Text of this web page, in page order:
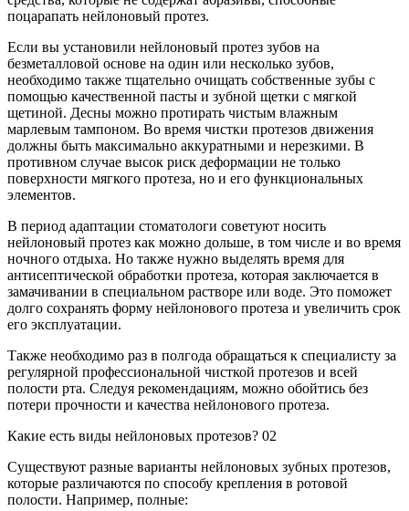
поцарапать нейлоновый протез.
Если вы установили нейлоновый протез зубов на
безметалловой основе на один или несколько зубов,
необходимо также тщательно очищать собственные зубы с
помощью качественной пасты и зубной щетки с мягкой
щетиной. Десны можно протирать чистым влажным
марлевым тампоном. Во время чистки протезов движения
должны быть максимально аккуратными и нерезкими. В
противном случае высок риск деформации не только
поверхности мягкого протеза, но и его функциональных
элементов.
В период адаптации стоматологи советуют носить
нейлоновый протез как можно дольше, в том числе и во время
ночного отдыха. Но также нужно выделять время для
антисептической обработки протеза, которая заключается в
замачивании в специальном растворе или воде. Это поможет
долго сохранять форму нейлонового протеза и увеличить срок
его эксплуатации.
Также необходимо раз в полгода обращаться к специалисту за
регулярной профессиональной чисткой протезов и всей
полости рта. Следуя рекомендациям, можно обойтись без
потери прочности и качества нейлонового протеза.
Какие есть виды нейлоновых протезов? 02
Существуют разные варианты нейлоновых зубных протезов,
которые различаются по способу крепления в ротовой
полости. Например, полные: